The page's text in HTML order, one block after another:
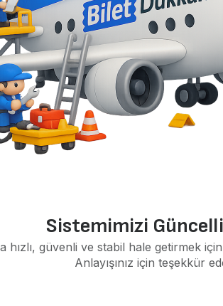
Sistemimizi
hızlı, güvenli ve stabil hale getirmek
Anlayışınız için teşekkür